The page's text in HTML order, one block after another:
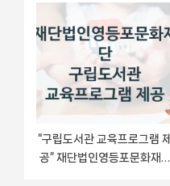
– 신청 요건과 제출 서류
“구립도서관 교육프로그램 제
공” 재단법인영등포문화재단